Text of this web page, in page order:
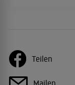
Teilen